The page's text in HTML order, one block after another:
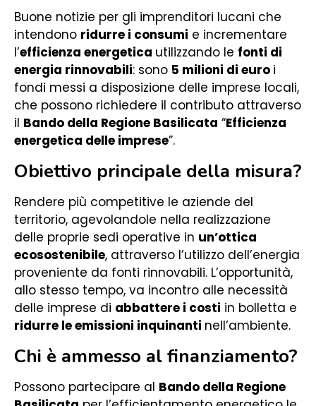
Buone notizie per gli imprenditori lucani che
intendono ridurre i consumi e incrementare
l’efficienza energetica utilizzando le fonti di
energia rinnovabili: sono 5 milioni di euro i
fondi messi a disposizione delle imprese locali,
che possono richiedere il contributo attraverso
il Bando della Regione Basilicata “Efficienza
energetica delle imprese”.
Obiettivo principale della misura?
Rendere più competitive le aziende del
territorio, agevolandole nella realizzazione
delle proprie sedi operative in un’ottica
ecosostenibile, attraverso l’utilizzo dell’energia
proveniente da fonti rinnovabili. L’opportunità,
allo stesso tempo, va incontro alle necessità
delle imprese di abbattere i costi in bolletta e
ridurre le emissioni inquinanti nell’ambiente.
Chi è ammesso al finanziamento?
Possono partecipare al Bando della Regione